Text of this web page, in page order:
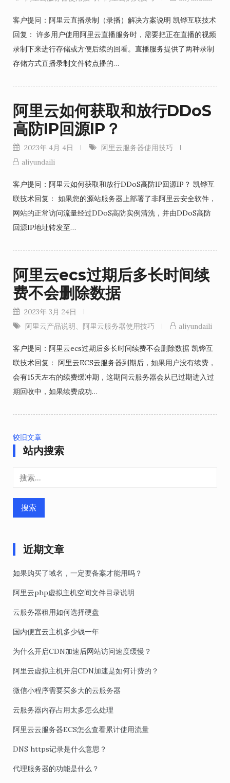
客户提问：阿里云直播录制（录播）解决方案说明 凯铧互联技术
回复： 许多用户使用阿里云直播服务时，需要把正在直播的视频
录制下来进行存储或方便后续的回看。直播服务提供了两种录制
存储方式直播录制文件转点播的…
阿里云如何获取和放行DDoS
高防IP回源IP？
2023年 4月 4日
阿里云服务器使用技巧
aliyundaili
客户提问：阿里云如何获取和放行DDoS高防IP回源IP？ 凯铧互
联技术回复： 如果您的源站服务器上部署了非阿里云安全软件，
网站的正常访问流量经过DDoS高防实例清洗，并由DDoS高防
回源IP地址转发至…
阿里云ecs过期后多长时间续
费不会删除数据
2023年 3月 24日
阿里云产品说明、 阿里云服务器使用技巧 aliyundaili
客户提问：阿里云ecs过期后多长时间续费不会删除数据 凯铧互
联技术回复： 阿里云ECS云服务器到期后，如果用户没有续费，
会有15天左右的续费缓冲期，这期间云服务器会从已过期进入过
期回收中，如果续费成功…
文
章
航
较旧文章
站内搜索
近期文章
如果购买了域名，一定要备案才能用吗？
阿里云php虚拟主机空间文件目录说明
云服务器租用如何选择硬盘
国内便宜云主机多少钱一年
为什么开启CDN加速后网站访问速度缓慢？
阿里云虚拟主机开启CDN加速是如何计费的？
微信小程序需要买多大的云服务器
云服务器内存占用太多怎么处理
阿里云云服务器ECS怎么查看累计使用流量
DNS https记录是什么意思？
代理服务器的功能是什么？